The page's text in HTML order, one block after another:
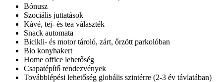
Bónusz
Szociális juttatások
Kávé, tej- és tea választék
Snack automata
Bicikli- és motor tároló, zárt, őrzött parkolóban
Bio konyhakert
Home office lehetőség
Csapatépítő rendezvények
Továbblépési lehetőség globális szintérre (2-3 év távlatában)